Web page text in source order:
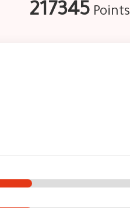
217345Points